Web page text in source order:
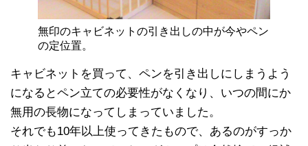
無印のキャビネットの引き出しの中が今やペン
の定位置。
キャビネットを買って、ペンを引き出しにしまうよう
になるとペン立ての必要性がなくなり、いつの間にか
無用の長物になってしまっていました。
それでも10年以上使ってきたもので、あるのがすっか